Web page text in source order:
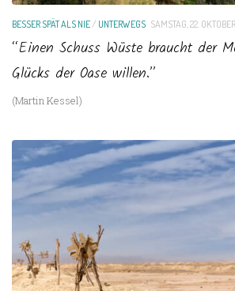
BESSER SPÄT ALS NIE/UNTERWEGS SAMSTAG, 22.
“Einen Schuss Wüste braucht der
Glücks der Oase willen.”
(Martin Kessel)